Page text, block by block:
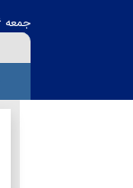
جمعه ۱۶ مرداد ۱۴۰۵